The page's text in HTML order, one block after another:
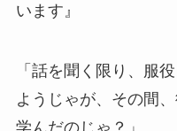
います』
「話を聞く限り、服
ようじゃが、その間
学んだのじゃ？」